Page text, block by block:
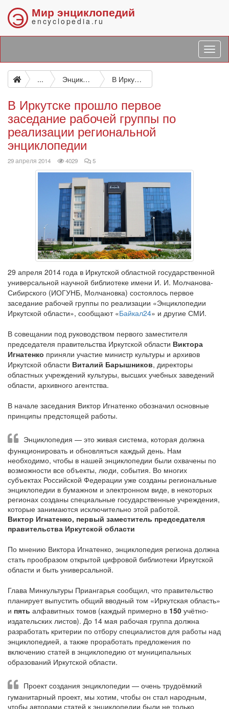
Э Мир энциклопедий
encyclopedia.ru
... Энциклопедия Иркутской области В Иркутске прошло первое заседание рабочей группы по реализации региональной энциклопедии
В Иркутске прошло первое
заседание рабочей группы по
реализации региональной
энциклопедии
29 апреля 2014 просмотров
4029 комментариев
5
29 апреля 2014 года в Иркутской областной государственной
универсальной научной библиотеке имени И. И. Молчанова-
Сибирского (ИОГУНБ, Молчановка) состоялось первое
заседание рабочей группы по реализации «Энциклопедии
Иркутской области», сообщают «Байкал24» и другие СМИ.
В совещании под руководством первого заместителя
председателя правительства Иркутской области Виктора
Игнатенко приняли участие министр культуры и архивов
Иркутской области Виталий Барышников, директоры
областных учреждений культуры, высших учебных заведений
области, архивного агентства.
В начале заседания Виктор Игнатенко обозначил основные
принципы предстоящей работы.
Энциклопедия — это живая система, которая должна
функционировать и обновляться каждый день. Нам
необходимо, чтобы в нашей энциклопедии были охвачены по
возможности все объекты, люди, события. Во многих
субъектах Российской Федерации уже созданы региональные
энциклопедии в бумажном и электронном виде, в некоторых
регионах созданы специальные государственные учреждения,
которые занимаются исключительно этой работой.
Виктор Игнатенко, первый заместитель председателя
правительства Иркутской области
По мнению Виктора Игнатенко, энциклопедия региона должна
стать прообразом открытой цифровой библиотеки Иркутской
области и быть универсальной.
Глава Минкультуры Приангарья сообщил, что правительство
планирует выпустить общий вводный том «Иркутская область»
и пять алфавитных томов (каждый примерно в 150 учётно-
издательских листов). До 14 мая рабочая группа должна
разработать критерии по отбору специалистов для работы над
энциклопедией, а также проработать предложения по
включению статей в энциклопедию от муниципальных
образований Иркутской области.
Проект создания энциклопедии — очень трудоёмкий
гуманитарный проект, мы хотим, чтобы он стал народным,
чтобы авторами статей к энциклопедии были не только